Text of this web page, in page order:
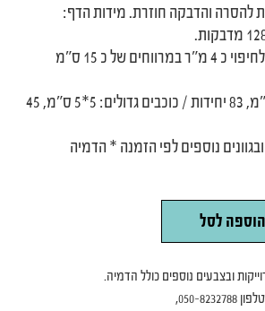
להסרה והדבקה חוזרת. מידות הדף:
חבילה אחת מתאימה לחיפוי כ 4 מ״ר במרווחים של כ 15 ס״מ
כוכבים קטנים: 7*7 ס״מ, 83 יחידות / כוכבים גדולים: 5*5 ס״מ, 45
הוספה לסל
ובצבעים נוספים כולל הדמיה.